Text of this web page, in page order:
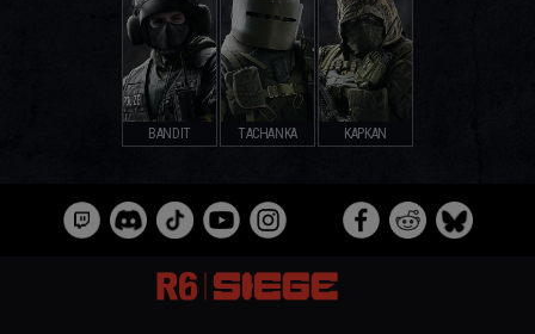
BANDIT TACHANKA KAPKAN